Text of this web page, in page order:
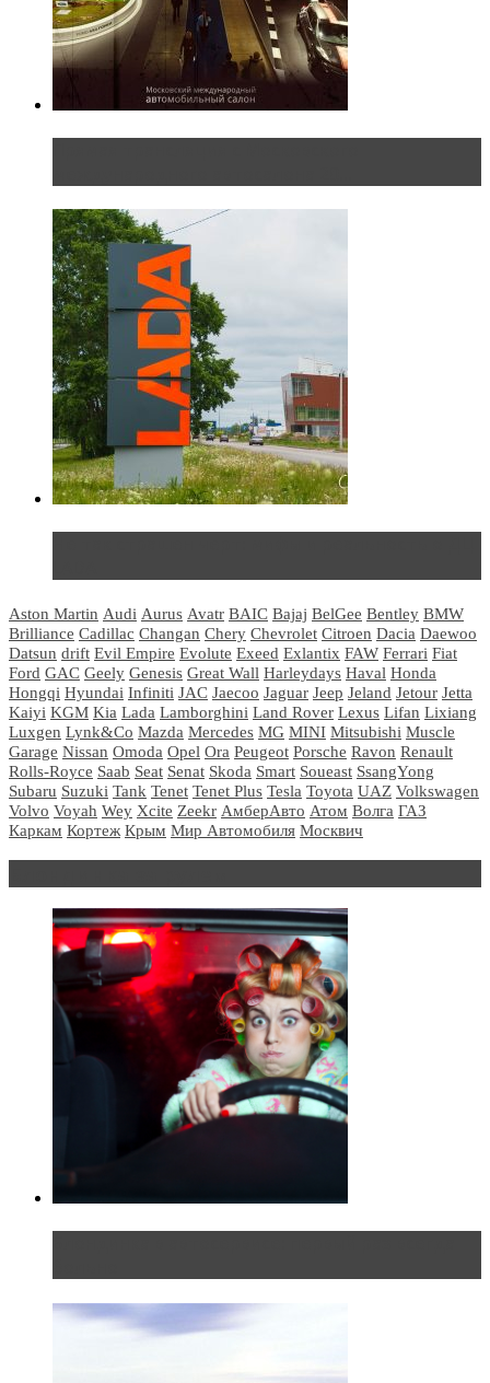
Aston Martin Audi Aurus Avatr BAIC Bajaj BelGee Bentley BMW
Brilliance Cadillac Changan Chery Chevrolet Citroen Dacia Daewoo
Datsun drift Evil Empire Evolute Exeed Exlantix FAW Ferrari Fiat
Ford GAC Geely Genesis Great Wall Harleydays Haval Honda
Hongqi Hyundai Infiniti JAC Jaecoo Jaguar Jeep Jeland Jetour Jetta
Kaiyi KGM Kia Lada Lamborghini Land Rover Lexus Lifan Lixiang
Luxgen Lynk&Co Mazda Mercedes MG MINI Mitsubishi Muscle
Garage Nissan Omoda Opel Ora Peugeot Porsche Ravon Renault
Rolls-Royce Saab Seat Senat Skoda Smart Soueast SsangYong
Subaru Suzuki Tank Tenet Tenet Plus Tesla Toyota UAZ Volkswagen
Volvo Voyah Wey Xcite Zeekr АмберАвто Атом Волга ГАЗ
Каркам Кортеж Крым Мир Автомобиля Москвич